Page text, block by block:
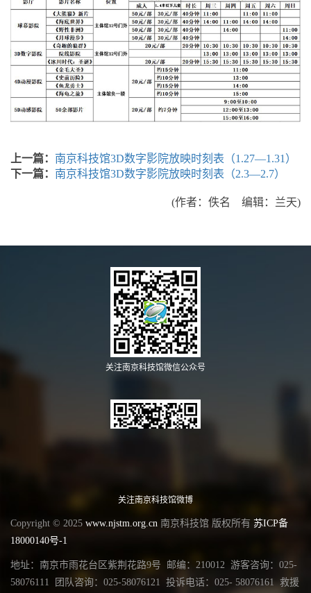
上一篇： 南京科技馆3D数字影院放映时刻表（1.27—1.31）
下一篇： 南京科技馆3D数字影院放映时刻表（2.3—2.7）
(作者：佚名 编辑：兰天)
关注南京科技馆微信公众号
关注南京科技馆微博
Copyright © 2025 www.njstm.org.cn 南京科技馆 版权所有 苏ICP备
18000140号-1
地址：南京市雨花台区紫荆花路9号 邮编：210012 游客咨询：025-
58076111 团队咨询：025-58076121 投诉电话：025- 58076161 救援